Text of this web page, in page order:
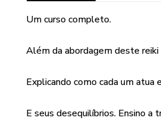
Um curso completo.
Além da abordagem deste reiki
Explicando como cada um
E seus desequilíbrios. Ensino a